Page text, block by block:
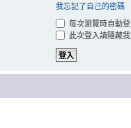
我忘記了自己的密碼
每次瀏覽時自動登
此次登入請隱藏